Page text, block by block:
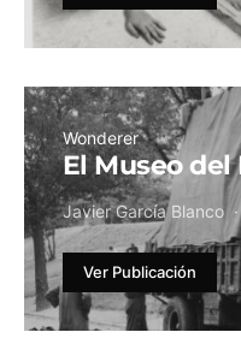
Wonderer
El Museo del
Javier García Blanco
Ver Publicación